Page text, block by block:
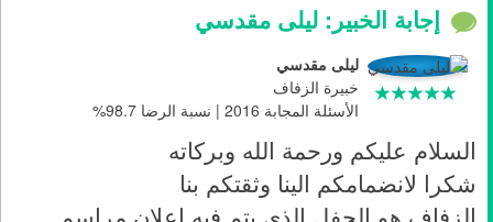
إجابة الخبير: ليلى مقدسي
ليلى مقدسي
خبيرة الزفاف
الأسئلة المجابة 2016 | نسبة الرضا 98.7%
السلام عليكم ورحمة الله وبركاته
شكرا لانضمامكم الينا وثقتكم بنا
الزفاف هو الحفل الذي يتم فيه اعلان مراسم